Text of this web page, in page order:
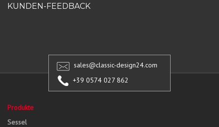
KUNDEN-FEEDBACK
sales@classic-design24.com
+39 0574 027 862
Produkte
Sessel